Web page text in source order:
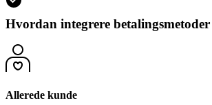
Hvordan integrere betalingsmetoder
Allerede kunde